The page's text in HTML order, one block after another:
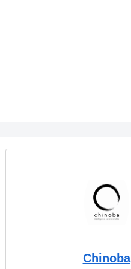
Chinoba